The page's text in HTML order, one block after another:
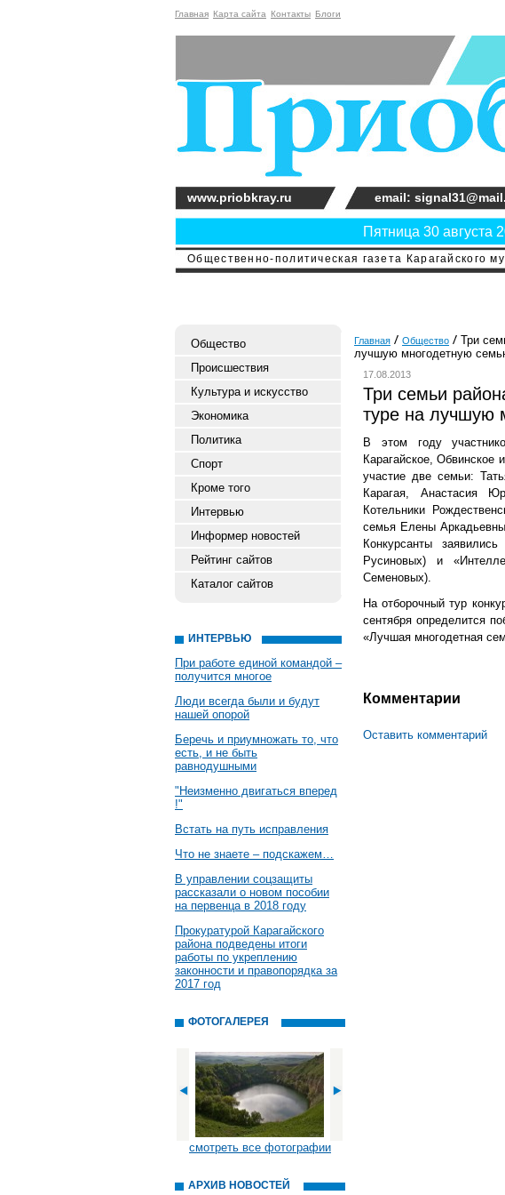
Главная Карта сайта Контакты Блоги
Общественно-политическая газета Карагайского
Пятница 30 августа
www.priobkray.ru email:
Общество
Происшествия
Культура и искусство
Экономика
Политика
Спорт
Кроме того
Интервью
Информер новостей
Рейтинг сайтов
Каталог сайтов
ИНТЕРВЬЮ
При работе единой командой –
получится многое
Люди всегда были и будут
нашей опорой
Беречь и приумножать то, что
есть, и не быть
равнодушными
"Неизменно двигаться вперед
!"
Встать на путь исправления
Что не знаете – подскажем…
В управлении соцзащиты
рассказали о новом пособии
на первенца в 2018 году
Прокуратурой Карагайского
района подведены итоги
работы по укреплению
законности и правопорядка за
2017 год
ФОТОГАЛЕРЕЯ
смотреть все фотографии
АРХИВ НОВОСТЕЙ
Главная Общество
Три
лучшую многодетную
17.08.2013
Три семьи
туре на лучшую
В этом году
Карагайское, Обвинское
участие две семьи:
Карагая, Анастасия
Котельники
семья Елены
Конкурсанты
Русиновых) и
Семеновых).
На отборочный тур
сентября определится
«Лучшая многодетная
Комментарии
Оставить комментарий